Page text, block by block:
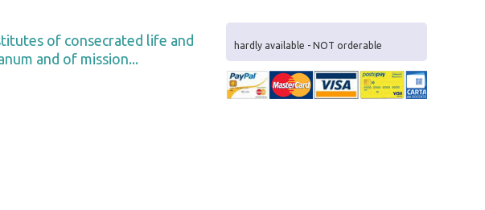
of consecrated life and
and of mission...
hardly available - NOT orderable
x
Interessato ai nostri libri?
Allora iscriviti alla nostra newsletter!
Sarai informato delle nostre novità, potrai
comunque cancellarti quando desideri.